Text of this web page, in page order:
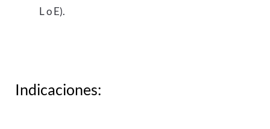
L o E).
Indicaciones: